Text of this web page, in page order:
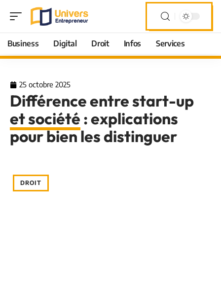
Business Digital Droit Infos Services
25 octobre 2025
Différence entre start-up
et société : explications
pour bien les distinguer
DROIT